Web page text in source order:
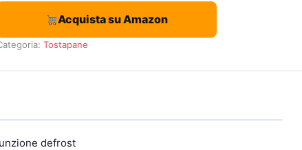
Acquista su Amazon
Tostapane
defrost